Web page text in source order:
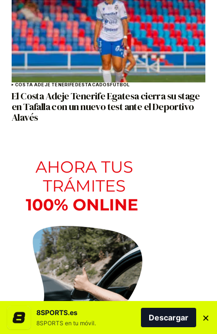
COSTA ADEJE TENERIFEDESTACADOSFÚTBOL
El Costa Adeje Tenerife Egatesa cierra su stage
en Tafalla con un nuevo test ante el Deportivo
Alavés
8SPORTS.es
8SPORTS en tu móvil.
Descargar ×